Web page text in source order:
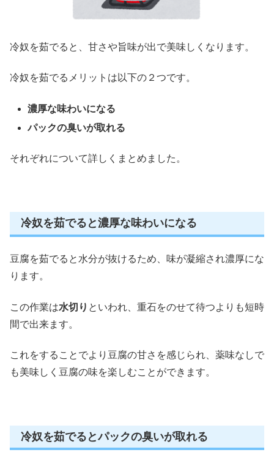
冷奴を茹でると、甘さや旨味が出で美味しくなります。
冷奴を茹でるメリットは以下の２つです。
濃厚な味わいになる
パックの臭いが取れる
それぞれについて詳しくまとめました。
冷奴を茹でると濃厚な味わいになる
豆腐を茹でると水分が抜けるため、味が凝縮され濃厚にな
ります。
この作業は水切り といわれ、重石をのせて待つよりも短時
間で出来ます。
これをすることでより豆腐の甘さを感じられ 、薬味なしで
も美味しく豆腐の味を楽しむことができます。
冷奴を茹でるとパックの臭いが取れる